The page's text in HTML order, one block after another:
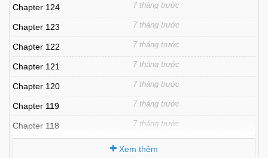
Chapter 124 7 tháng trước
Chapter 123 7 tháng trước
Chapter 122 7 tháng trước
Chapter 121 7 tháng trước
Chapter 120 7 tháng trước
Chapter 119 7 tháng trước
Chapter 118 7 tháng trước
Xem thêm